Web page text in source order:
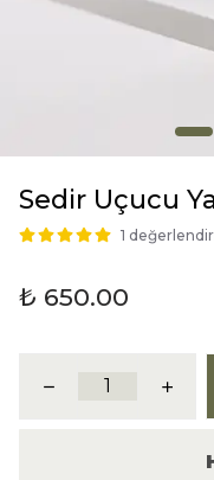
Sedir Uçucu
1
₺ 650.00